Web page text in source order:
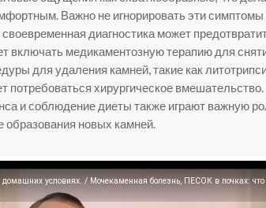
Важно не игнорировать эти симптомы
своевременная диагностика может
включать медикаментозную терапию для
для удаления камней, такие как
потребоваться хирургическое
и соблюдение диеты также играют важную
образования новых камней.
условиях. / Мочекаменная болезнь, ПЕСОК в почках: что